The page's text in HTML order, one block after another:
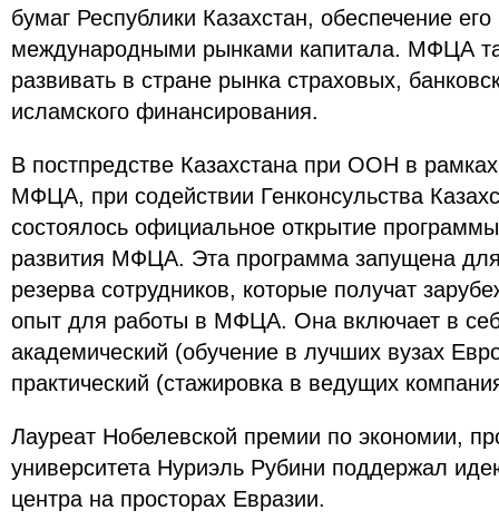
бумаг Республики Казахстан, обеспечение его
международными рынками капитала. МФЦА
развивать в стране рынка страховых,
исламского финансирования.
В постпредстве Казахстана при ООН в
МФЦА, при содействии Генконсульства
состоялось официальное открытие
развития МФЦА. Эта программа запущена для
резерва сотрудников, которые получат
опыт для работы в МФЦА. Она включает в
академический (обучение в лучших вузах
практический (стажировка в ведущих
Лауреат Нобелевской премии по экономии,
университета Нуриэль Рубини поддержал
центра на просторах Евразии.